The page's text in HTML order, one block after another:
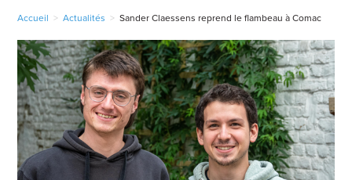
Accueil > Actualités > Sander Claessens reprend le flambeau à Comac